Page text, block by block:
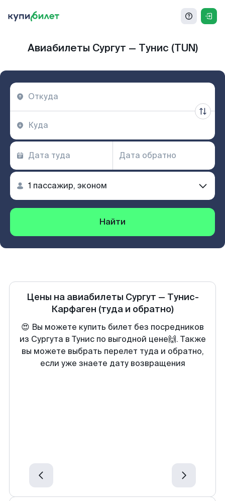
Авиабилеты Сургут — Тунис (TUN)
Найти
Цены на авиабилеты Сургут — Тунис-
Карфаген (туда и обратно)
😍 Вы можете купить билет без посредников
из Сургута в Тунис по выгодной цене🙌. Также
вы можете выбрать перелет туда и обратно,
если уже знаете дату возвращения